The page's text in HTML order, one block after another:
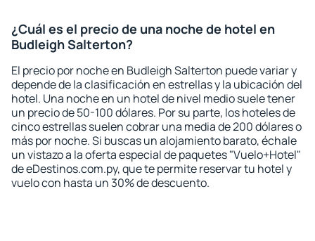
¿Cuál es el precio de una noche de hotel en
Budleigh Salterton?
El precio por noche en Budleigh Salterton puede variar y
depende de la clasificación en estrellas y la ubicación del
hotel. Una noche en un hotel de nivel medio suele tener
un precio de 50-100 dólares. Por su parte, los hoteles de
cinco estrellas suelen cobrar una media de 200 dólares o
más por noche. Si buscas un alojamiento barato, échale
un vistazo a la oferta especial de paquetes "Vuelo+Hotel"
de eDestinos.com.py, que te permite reservar tu hotel y
vuelo con hasta un 30% de descuento.